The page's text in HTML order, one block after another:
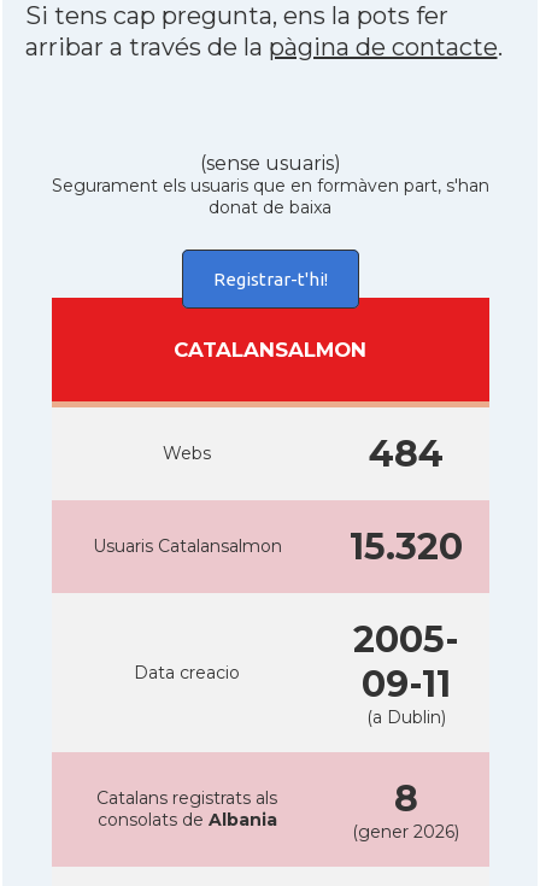
Si tens cap pregunta, ens la pots fer
arribar a través de la pàgina de contacte.
(sense usuaris)
Segurament els usuaris que en formàven part, s'han
donat de baixa
Registrar-t'hi!
CATALANSALMON
Webs 484
Usuaris Catalansalmon 15.320
Data creacio
2005-
09-11
(a Dublin)
Catalans registrats als
consolats de Albania 8
(gener 2026)